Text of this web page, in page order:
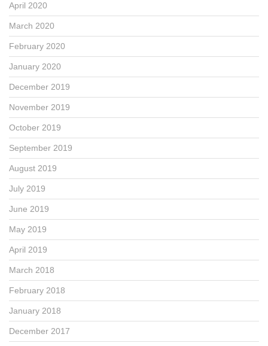
April 2020
March 2020
February 2020
January 2020
December 2019
November 2019
October 2019
September 2019
August 2019
July 2019
June 2019
May 2019
April 2019
March 2018
February 2018
January 2018
December 2017